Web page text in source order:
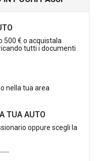
& SAFE : 22.990,00 Euro
Euro 21.450,00
500 € o acquistala
tutti i documenti
nella tua area
TUA AUTO
oppure scegli la